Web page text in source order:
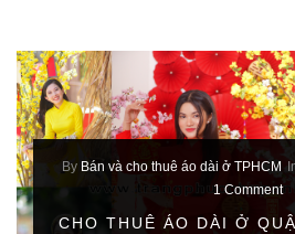
By Bán và cho thuê áo dài ở TPHCM
1 Comment
CHO THUÊ ÁO DÀI Ở